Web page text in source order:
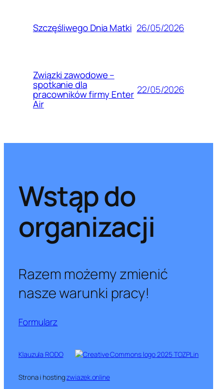
Szczęśliwego Dnia Matki 26/05/2026
Związki zawodowe –
spotkanie dla
pracowników firmy Enter
Air
22/05/2026
Wstąp do
organizacji
Razem możemy zmienić
nasze warunki pracy!
Formularz
Klauzula RODO 2025 TOZPLin
Strona i hostingzwiazek.online